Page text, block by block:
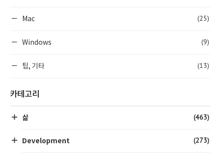
Mac (25)
Windows (9)
팁, 기타 (13)
카테고리
삶 (463)
Development (273)